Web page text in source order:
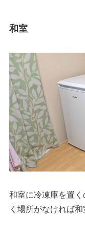
和室
和室に冷凍庫を置
く場所がなければ